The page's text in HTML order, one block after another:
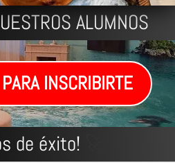
ALUMNOS
INSCRIBIRTE
de éxito!